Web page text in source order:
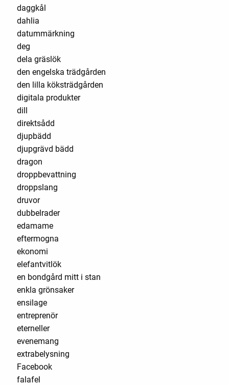
daggkål
dahlia
datummärkning
deg
dela gräslök
den engelska trädgården
den lilla köksträdgården
digitala produkter
dill
direktsådd
djupbädd
djupgrävd bädd
dragon
droppbevattning
droppslang
druvor
dubbelrader
edamame
eftermogna
ekonomi
elefantvitlök
en bondgård mitt i stan
enkla grönsaker
ensilage
entreprenör
eterneller
evenemang
extrabelysning
Facebook
falafel